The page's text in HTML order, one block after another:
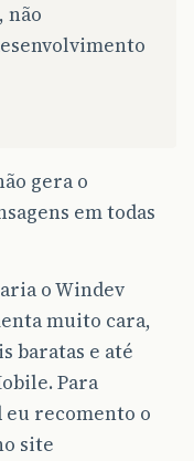
não
gera o
em todas
o Windev
muito cara,
baratas e até
Para
recomento o
site